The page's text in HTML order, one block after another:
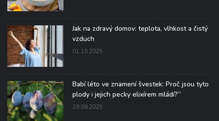
Jak na zdravý domov: teplota, vlhkost a čistý
vzduch
01.10.2025
Babí léto ve znamení švestek: Proč jsou tyto
plody i jejich pecky elixírem mládí?“
29.09.2025